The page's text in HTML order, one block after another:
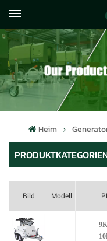
059122071372
Heim
Bild Modell